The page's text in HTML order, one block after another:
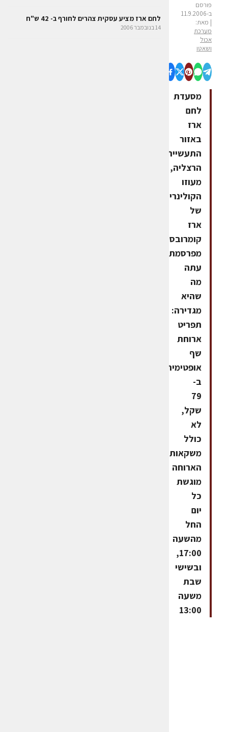
פורסם
ב-11.9.2006
| מאת:
מערכת
אכול
ושאטו
מסעדת
לחם
ארז
באזור
התעשייה
הרצליה,
מעוזו
הקולינרי
של
ארז
קומרובסקי,
מפרסמת
עתה
מה
שהיא
מגדירה:
תפריט
ארוחת
שף
אופטימית
ב-
79
שקל,
לא
כולל
משקאות.
הארוחה
מוגשת
כל
יום
החל
מהשעה
17:00,
ובשישי
שבת
משעה
13:00
לחם ארז מציע עסקית צהרים לחורף ב- 42 ש"ח
14 בנובמבר 2006